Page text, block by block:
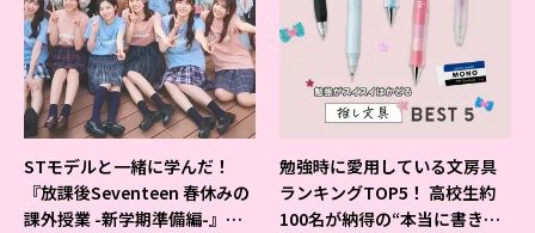
STモデルと一緒に学んだ！
『放課後Seventeen 春休みの
課外授業 -新学期準備編-』イ
勉強時に愛用している文房具
ランキングTOP5！ 高校生約
100名が納得の“本当に書きや